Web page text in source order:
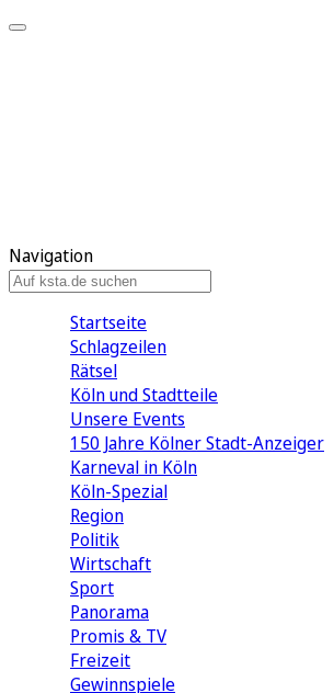
Navigation
Startseite
Schlagzeilen
Rätsel
Köln und Stadtteile
Unsere Events
150 Jahre Kölner Stadt-Anzeiger
Karneval in Köln
Köln-Spezial
Region
Politik
Wirtschaft
Sport
Panorama
Promis & TV
Freizeit
Gewinnspiele